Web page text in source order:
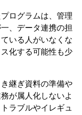
ログラムは、管理
、データ連携の担
いる人がいなくな
化する可能性も少
継ぎ資料の準備や
が属人化しないよ
ラブルやイレギュ